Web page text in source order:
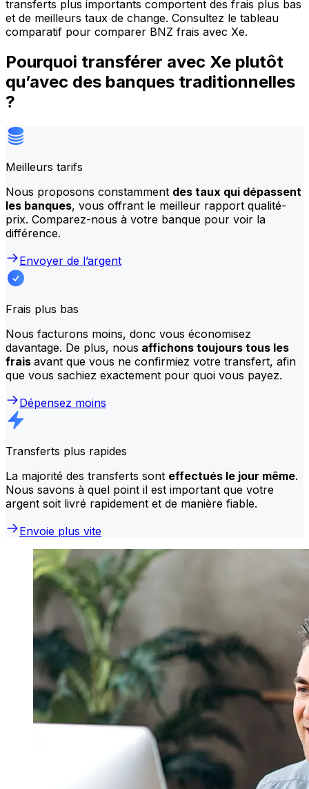
transferts plus importants comportent des frais plus bas
et de meilleurs taux de change. Consultez le tableau
comparatif pour comparer BNZ frais avec Xe.
Pourquoi transférer avec Xe plutôt
qu’avec des banques traditionnelles
?
Meilleurs tarifs
Nous proposons constamment des taux qui dépassent
les banques, vous offrant le meilleur rapport qualité-
prix. Comparez-nous à votre banque pour voir la
différence.
Envoyer de l’argent
Frais plus bas
Nous facturons moins, donc vous économisez
davantage. De plus, nous affichons toujours tous les
frais avant que vous ne confirmiez votre transfert, afin
que vous sachiez exactement pour quoi vous payez.
Dépensez moins
Transferts plus rapides
La majorité des transferts sont effectués le jour même.
Nous savons à quel point il est important que votre
argent soit livré rapidement et de manière fiable.
Envoie plus vite